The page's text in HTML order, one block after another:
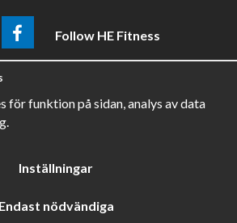
Follow HE Fitness
aboutpromotions, news and training
för funktion på sidan, analys av data
Inställningar
Endast nödvändiga